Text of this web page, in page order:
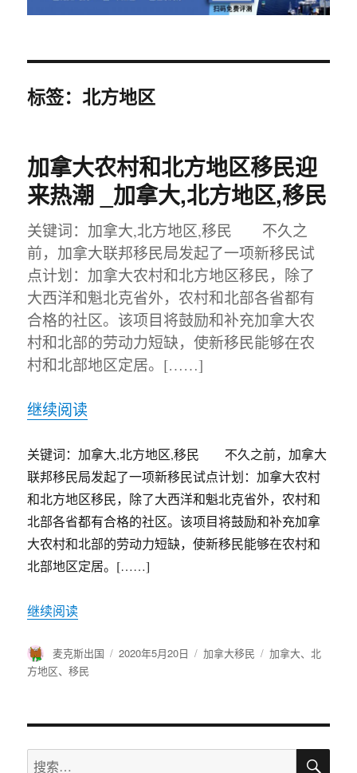
标签：北方地区
加拿大农村和北方地区移民迎
来热潮 _加拿大,北方地区,移民
关键词：加拿大,北方地区,移民 不久之
前，加拿大联邦移民局发起了一项新移民试
点计划：加拿大农村和北方地区移民，除了
大西洋和魁北克省外，农村和北部各省都有
合格的社区。该项目将鼓励和补充加拿大农
村和北部的劳动力短缺，使新移民能够在农
村和北部地区定居。[……]
继续阅读
关键词：加拿大,北方地区,移民 不久之前，加拿大
联邦移民局发起了一项新移民试点计划：加拿大农村
和北方地区移民，除了大西洋和魁北克省外，农村和
北部各省都有合格的社区。该项目将鼓励和补充加拿
大农村和北部的劳动力短缺，使新移民能够在农村和
北部地区定居。[……]
继续阅读
作
者
麦克斯出国
发
2020年5月20日
分
加拿大移民
标
加拿大、北
方地区、移民
搜
搜